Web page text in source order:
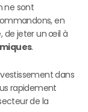
ne sont
en
de jeter un œil à
.
dans
rapidement
de la